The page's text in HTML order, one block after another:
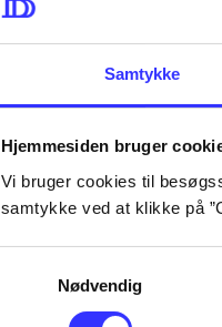
Samtykke
Hjemmesiden bruger
Vi bruger cookies til
samtykke ved at klikke på
Nødvendig
...
...
...